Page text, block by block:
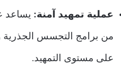
عملية تمهيد آمنة: يساعد
من برامج التجسس الجذرية
على مستوى التمهيد.